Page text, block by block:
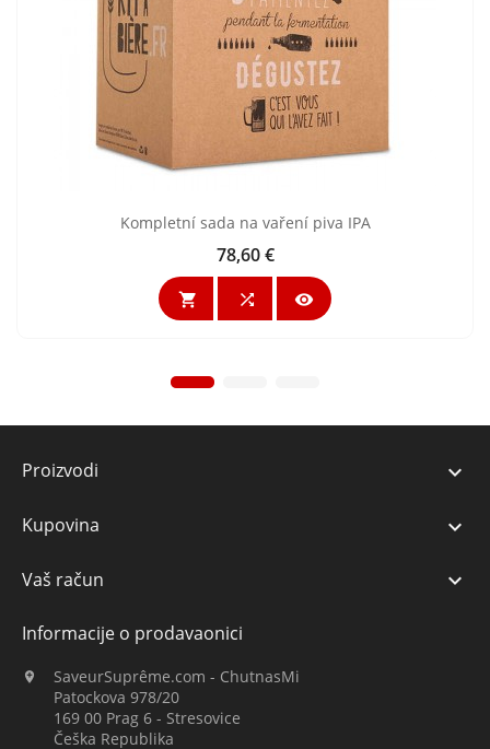
Kompletní sada na vaření piva IPA
Cijena
78,60 €
  
Proizvodi 
Kupovina 
Vaš račun 
Informacije o prodavaonici

SaveurSuprême.com - ChutnasMi
Patockova 978/20
169 00 Prag 6 - Stresovice
Češka Republika